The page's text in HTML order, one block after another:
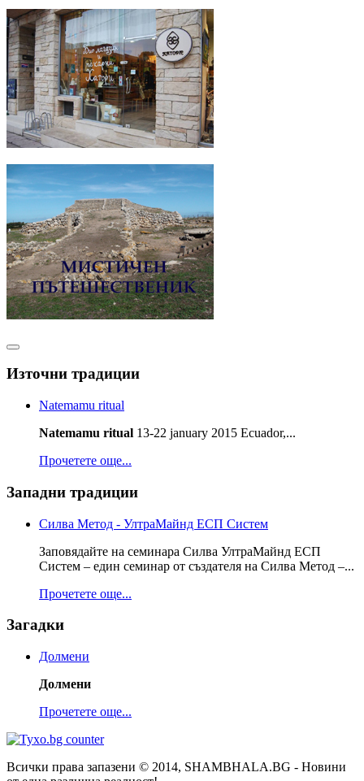
Източни традиции
Natemamu ritual
Natemamu ritual 13-22 january 2015 Ecuador,...
Прочетете още...
Западни традиции
Силва Метод - УлтраМайнд ЕСП Систем
Заповядайте на семинара Силва УлтраМайнд ЕСП
Систем – един семинар от създателя на Силва Метод –...
Прочетете още...
Загадки
Долмени
Долмени
Прочетете още...
Всички права запазени © 2014, SHAMBHALA.BG - Новини